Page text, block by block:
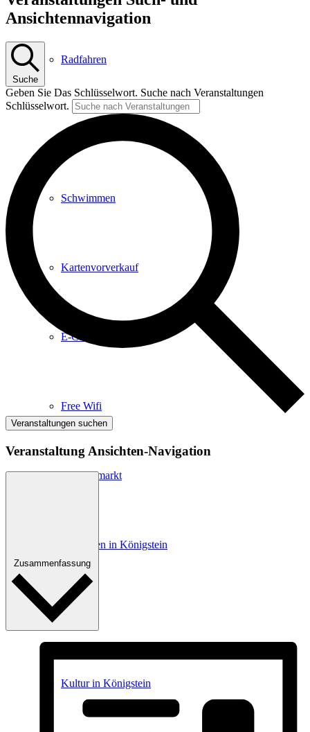
Radfahren
Schwimmen
Kartenvorverkauf
E-Car-Sharing
Free Wifi
Wochenmarkt
Einkaufen in Königstein
Kultur
Kultur in Königstein
Ansichtennavigation
Suche
Geben Sie Das Schlüsselwort. Suche nach Veranstaltungen
Schlüsselwort.
Veranstaltungen suchen
Veranstaltung Ansichten-Navigation
Zusammenfassung